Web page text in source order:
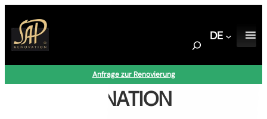
Inhalt
springen
S
r
DE
Anfrage zur Renovierung
FINAL INTONATION